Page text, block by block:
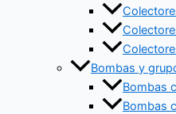
Bombas y
Bombas
Bombas